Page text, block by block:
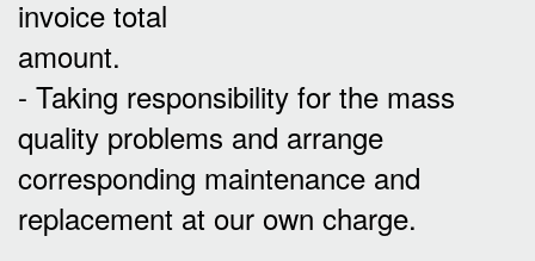
invoice total
amount.
- Taking responsibility for the mass
quality problems and arrange
corresponding maintenance and
replacement at our own charge.